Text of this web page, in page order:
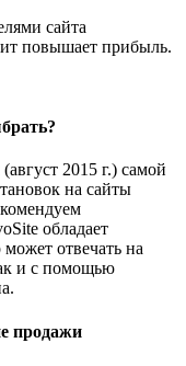
сайта
повышает прибыль.
2015 г.) самой
на сайты
обладает
отвечать на
и с помощью
продажи